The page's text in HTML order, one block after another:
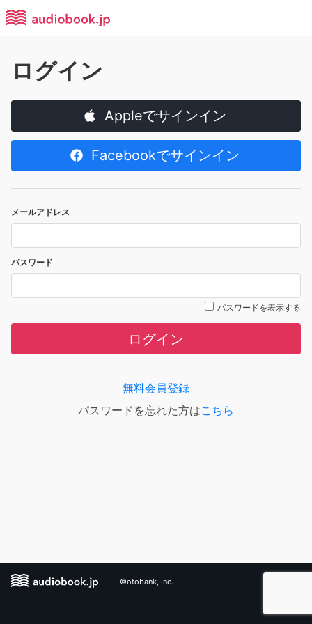
ログイン
Appleでサインイン
Facebookでサインイン
メールアドレス
パスワード
パスワードを表示する
ログイン
無料会員登録
パスワードを忘れた方はこちら
©otobank, Inc.